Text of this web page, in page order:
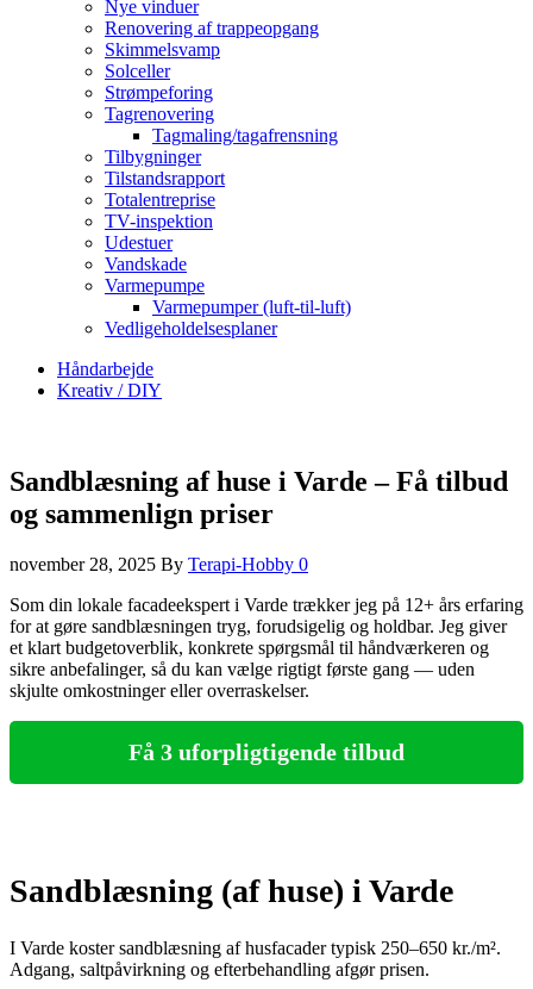
Nye vinduer
Renovering af trappeopgang
Skimmelsvamp
Solceller
Strømpeforing
Tagrenovering
Tagmaling/tagafrensning
Tilbygninger
Tilstandsrapport
Totalentreprise
TV-inspektion
Udestuer
Vandskade
Varmepumpe
Varmepumper (luft-til-luft)
Vedligeholdelsesplaner
Håndarbejde
Kreativ / DIY
Sandblæsning af huse i Varde – Få tilbud
og sammenlign priser
november 28, 2025 By Terapi-Hobby 0
Som din lokale facadeekspert i Varde trækker jeg på 12+ års erfaring
for at gøre sandblæsningen tryg, forudsigelig og holdbar. Jeg giver
et klart budgetoverblik, konkrete spørgsmål til håndværkeren og
sikre anbefalinger, så du kan vælge rigtigt første gang — uden
skjulte omkostninger eller overraskelser.
Få 3 uforpligtigende tilbud
Sandblæsning (af huse) i Varde
I Varde koster sandblæsning af husfacader typisk 250–650 kr./m².
Adgang, saltpåvirkning og efterbehandling afgør prisen.